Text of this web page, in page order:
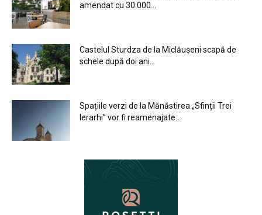
amendat cu 30.000...
Castelul Sturdza de la Miclăușeni scapă de
schele după doi ani...
Spațiile verzi de la Mănăstirea „Sfinții Trei
Ierarhi” vor fi reamenajate...